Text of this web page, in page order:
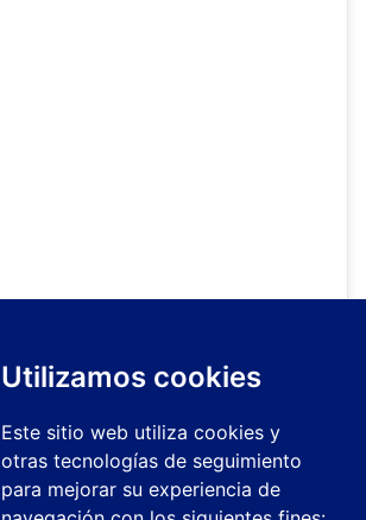
Utilizamos cookies
Este sitio web utiliza cookies y
otras tecnologías de seguimiento
para mejorar su experiencia de